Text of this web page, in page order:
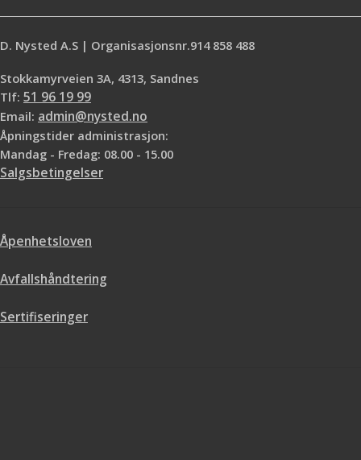
D. Nysted A.S | Organisasjonsnr.914 858 488
Stokkamyrveien 3A, 4313, Sandnes
Tlf: 51 96 19 99
Email: admin@nysted.no
Åpningstider administrasjon:
Mandag - Fredag: 08.00 - 15.00
Salgsbetingelser
Åpenhetsloven
Avfallshåndtering
Sertifiseringer